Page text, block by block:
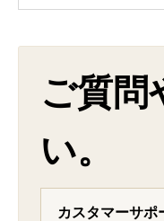
ご質問
い。
カスタマーサポ